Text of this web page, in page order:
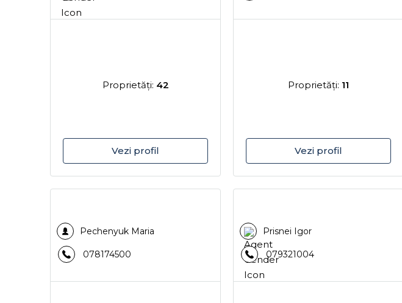
Proprietăţi: 42
Vezi profil
Proprietăţi: 11
Vezi profil
Pechenyuk Maria
078174500
Prisnei Igor
079321004